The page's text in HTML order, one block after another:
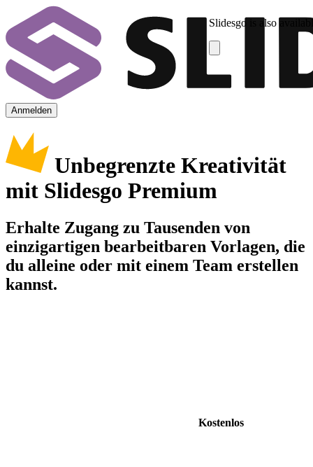
Slidesgo is also
Anmelden
Unbegrenzte Kreativität
mit Slidesgo Premium
Erhalte Zugang zu Tausenden von
einzigartigen bearbeitbaren Vorlagen, die
du alleine oder mit einem Team erstellen
kannst.
Kostenlos